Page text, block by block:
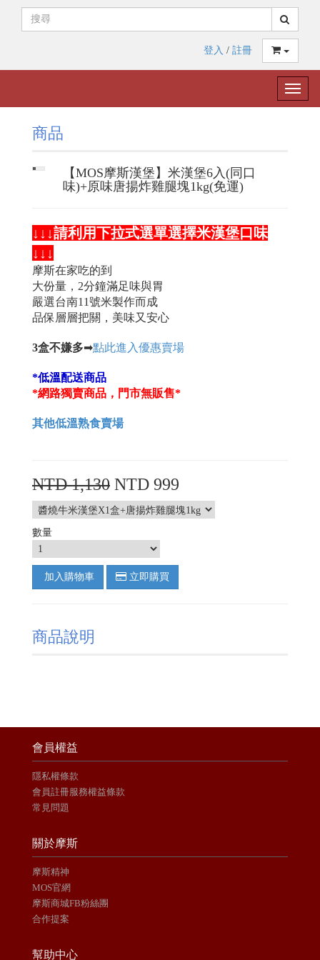
登入 / 註冊
Toggle
商品
【MOS摩斯漢堡】米漢堡6入(同口
味)+原味唐揚炸雞腿塊1kg(免運)
↓↓↓請利用下拉式選單選擇米漢堡口味
↓↓↓
摩斯在家吃的到
大份量，2分鐘滿足味與胃
嚴選台南11號米製作而成
品保層層把關，美味又安心
3盒不嫌多➡點此進入優惠賣場
*低溫配送商品
*網路獨賣商品，門市無販售*
其他低溫熟食賣場
NTD 1,130 NTD 999
數量
加入購物車 立即購買
商品說明
會員權益
隱私權條款
會員註冊服務權益條款
常見問題
關於摩斯
摩斯精神
MOS官網
摩斯商城FB粉絲團
合作提案
幫助中心